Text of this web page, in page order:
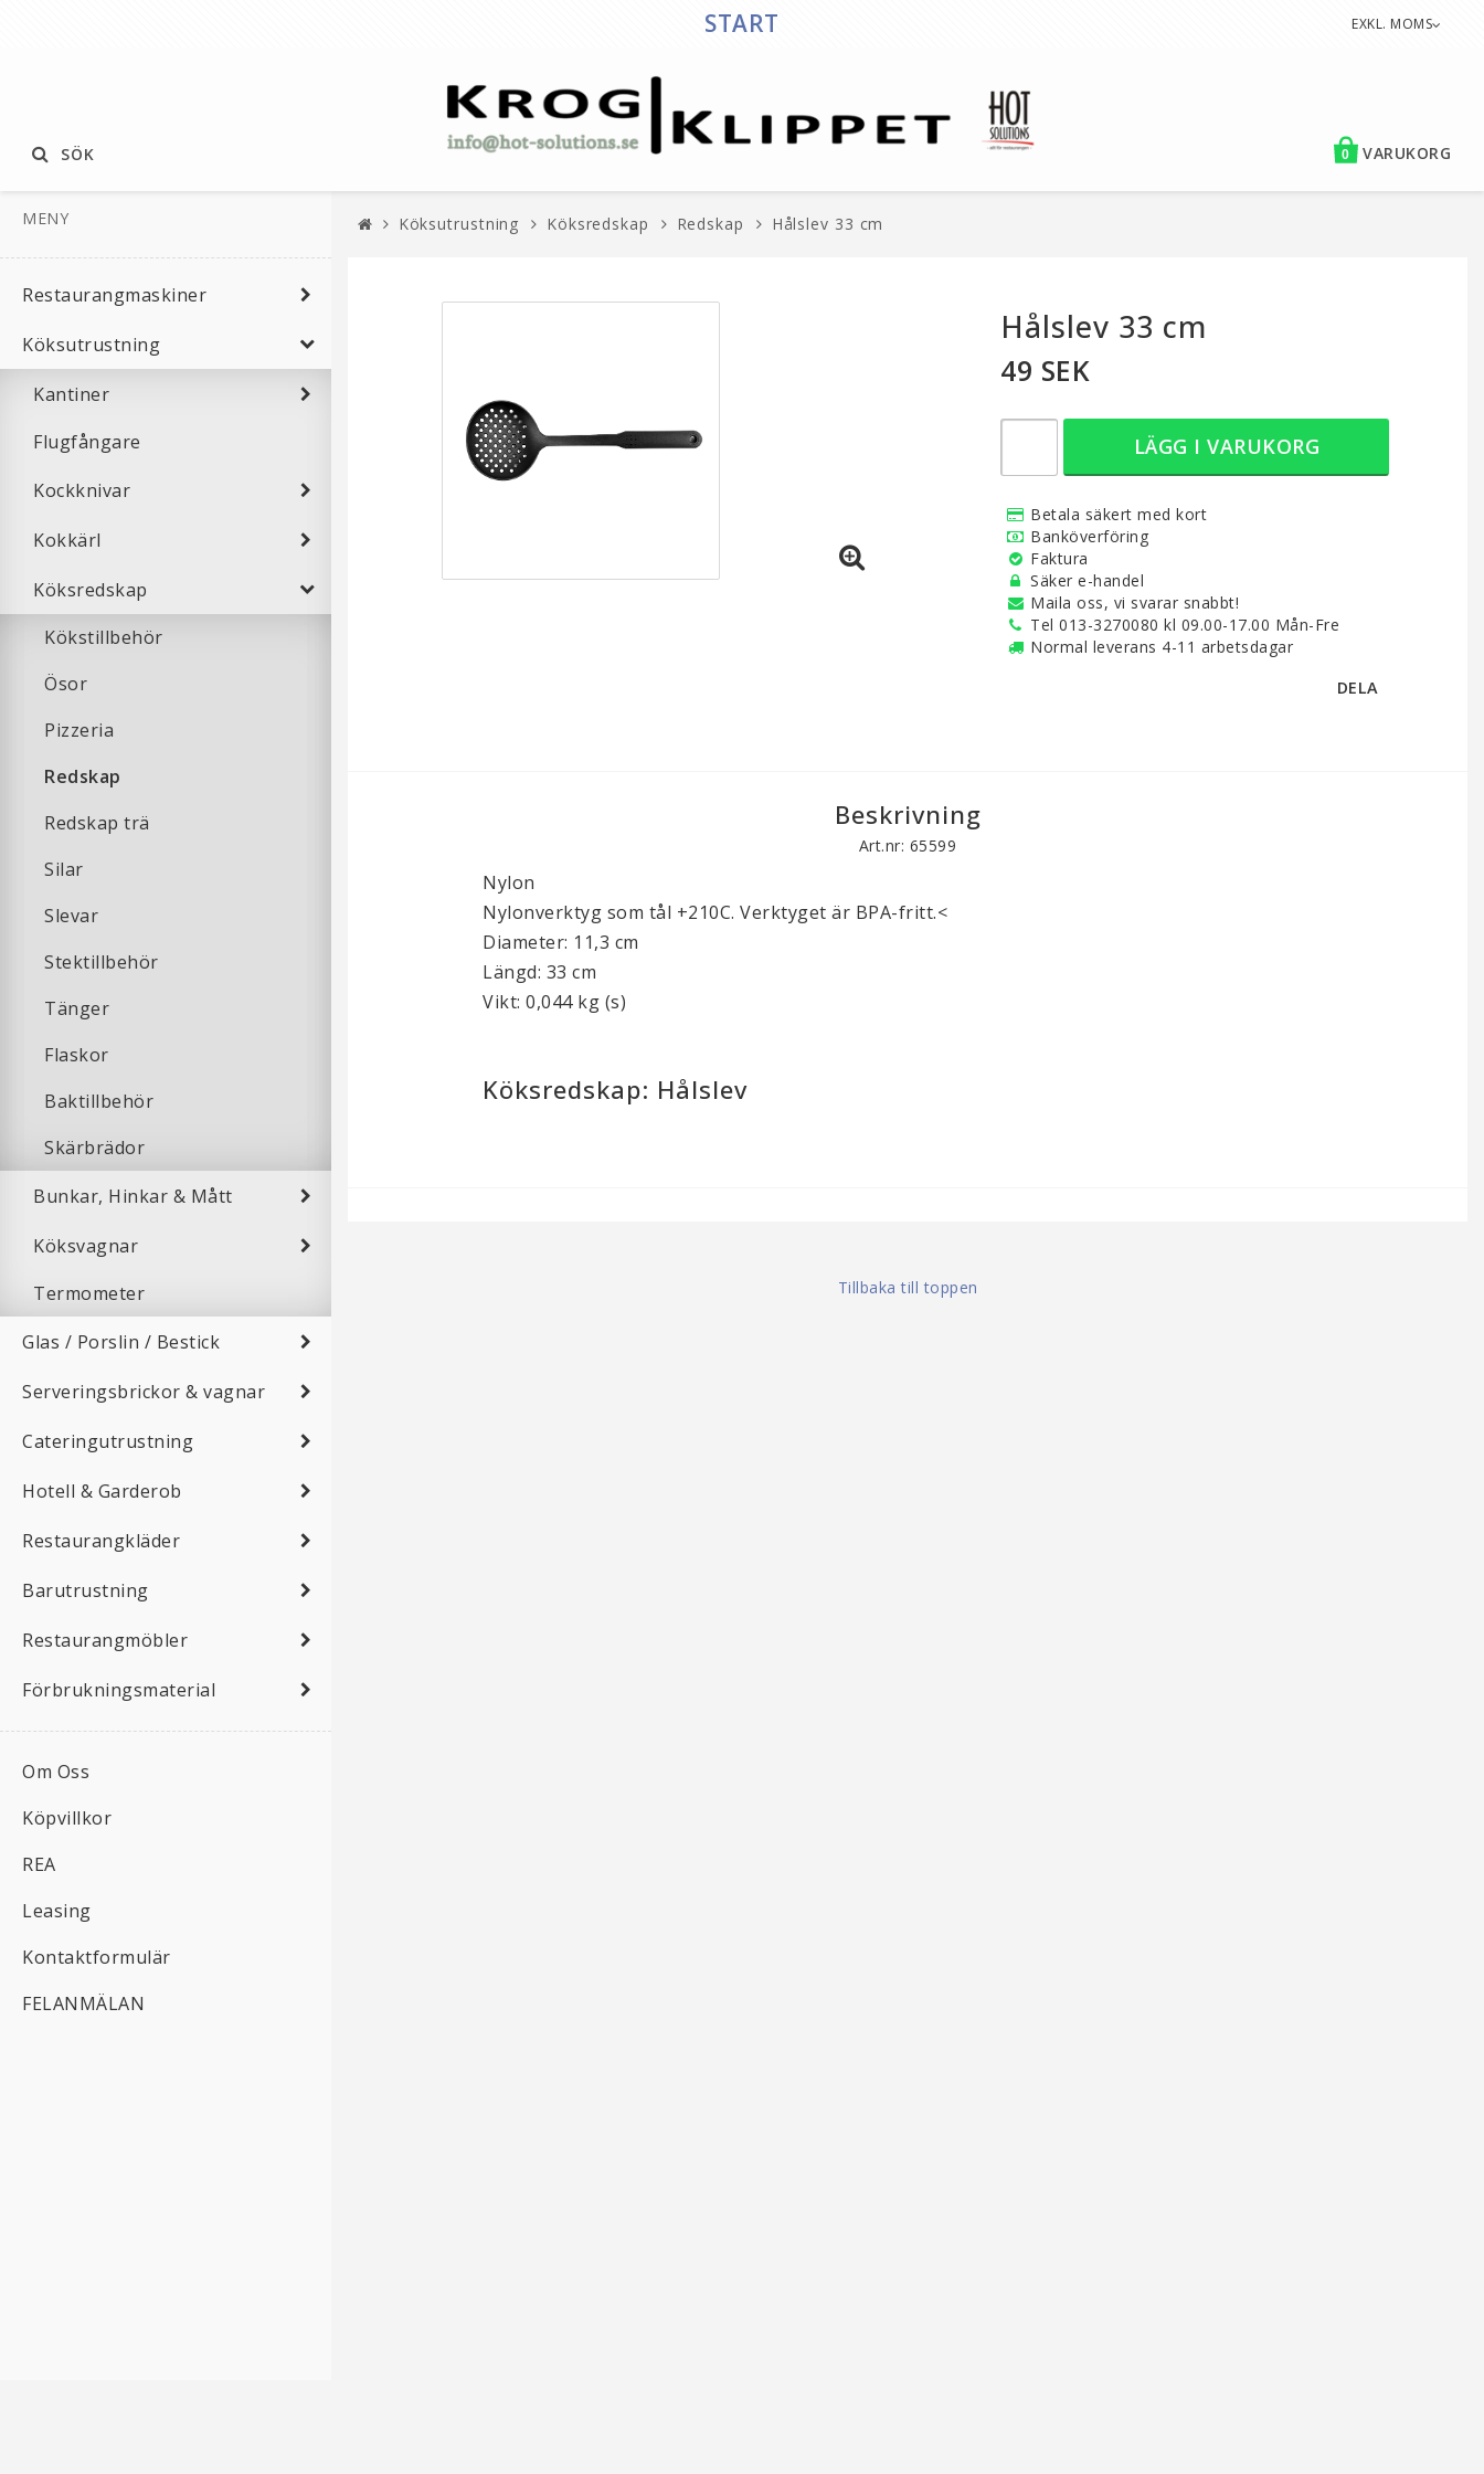
START EXKL. MOMS
VARUKORG
0
SÖK
MENY
Restaurangmaskiner
Köksutrustning
Kantiner
Flugfångare
Kockknivar
Kokkärl
Köksredskap
Kökstillbehör
Ösor
Pizzeria
Redskap
Redskap trä
Silar
Slevar
Stektillbehör
Tänger
Flaskor
Baktillbehör
Skärbrädor
Bunkar, Hinkar & Mått
Köksvagnar
Termometer
Glas / Porslin / Bestick
Serveringsbrickor & vagnar
Cateringutrustning
Hotell & Garderob
Restaurangkläder
Barutrustning
Restaurangmöbler
Förbrukningsmaterial
Om Oss
Köpvillkor
REA
Leasing
Kontaktformulär
FELANMÄLAN
Köksutrustning Köksredskap Redskap Hålslev 33 cm
Hålslev 33 cm
49 SEK
LÄGG I VARUKORG
Betala säkert med kort
Banköverföring
Faktura
Säker e-handel
Maila oss, vi svarar snabbt!
Tel 013-3270080 kl 09.00-17.00 Mån-Fre
Normal leverans 4-11 arbetsdagar
DELA
Beskrivning
Art.nr: 65599
Nylon
Nylonverktyg som tål +210C. Verktyget är BPA-fritt.<
Diameter: 11,3 cm
Längd: 33 cm
Vikt: 0,044 kg (s)
Köksredskap: Hålslev
Tillbaka till toppen